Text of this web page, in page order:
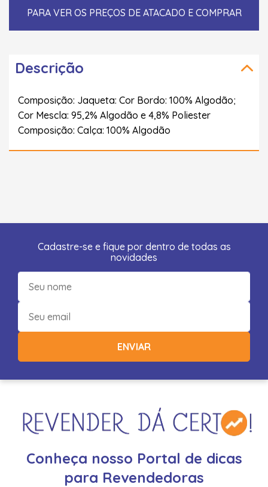
PARA VER OS PREÇOS DE ATACADO E COMPRAR
Descrição
Composição: Jaqueta: Cor Bordo: 100% Algodão;
Cor Mescla: 95,2% Algodão e 4,8% Poliester
Composição: Calça: 100% Algodão
Cadastre-se e fique por dentro de todas as
novidades
ENVIAR
Conheça nosso Portal de dicas
para Revendedoras